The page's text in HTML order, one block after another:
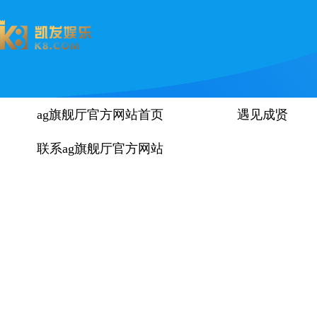
ag旗舰厅官方网站首页 遇见成贤
联系ag旗舰厅官方网站